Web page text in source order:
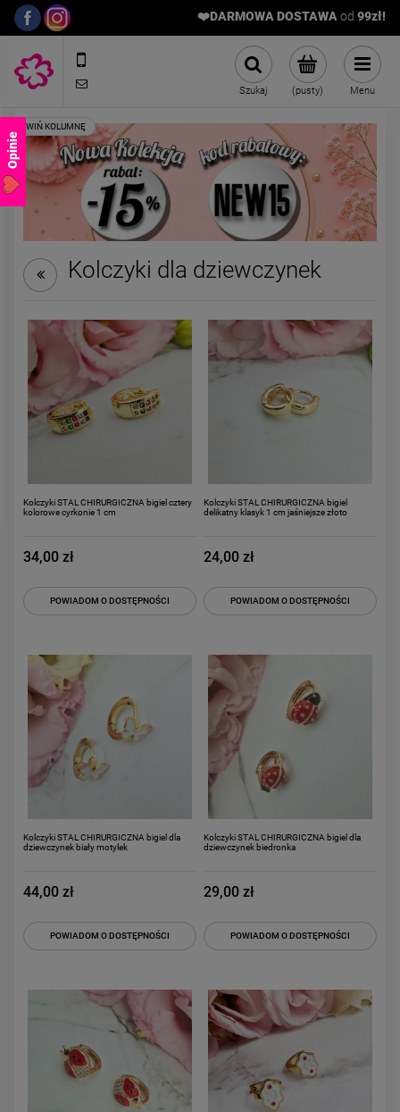
❤️DARMOWA DOSTAWA od 99zł!
sklep@stalowelove.com.pl (pusty)
Szukaj Menu
bigiel kwiatki z jasnymi
kryształkami
39,00 zł
powiadom o dostępności
bigiel kuleczka złota 0,5
29,00 zł
DO KOSZYKA
Kolczyki dla dziewczynek
Kolczyki STAL CHIRURGICZNA bigiel cztery
kolorowe cyrkonie 1 cm
34,00 zł
POWIADOM O DOSTĘPNOŚCI
Kolczyki STAL CHIRURGICZNA bigiel
delikatny klasyk 1 cm jaśniejsze złoto
24,00 zł
POWIADOM O DOSTĘPNOŚCI
Kolczyki STAL CHIRURGICZNA bigiel dla
dziewczynek biały motylek
44,00 zł
POWIADOM O DOSTĘPNOŚCI
Kolczyki STAL CHIRURGICZNA bigiel dla
dziewczynek biedronka
29,00 zł
POWIADOM O DOSTĘPNOŚCI
Opinie